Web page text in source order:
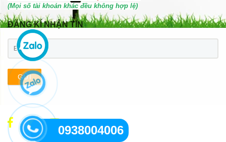
(Mọi số tài khoản khác đều không hợp lệ)
ĐĂNG KÍ NHẬN TIN
GỬI
0938004006